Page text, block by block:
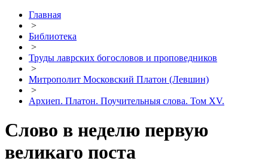
Главная
>
Библиотека
>
Труды лаврских богословов и проповедников
>
Митрополит Московский Платон (Левшин)
>
Архиеп. Платон. Поучительныя слова. Том XV.
Слово в неделю первую
великаго поста